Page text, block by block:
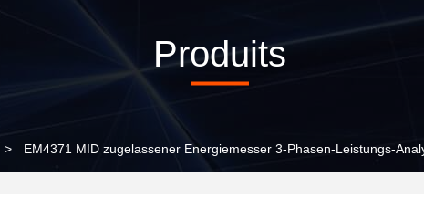
Produits
> EM4371 MID zugelassener Energiemesser 3-Phasen-Leistungs-